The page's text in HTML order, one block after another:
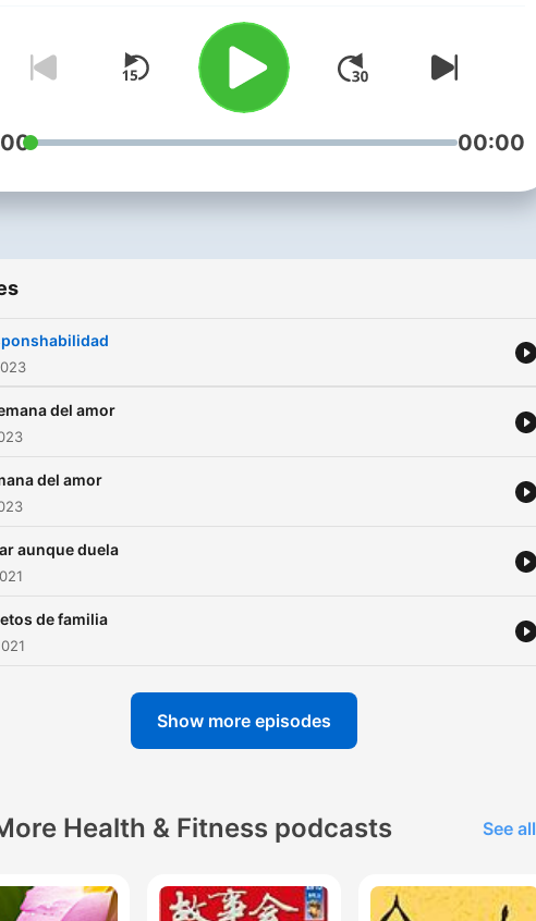
muchas veces mas de lo
necesario. Soy Yamila Yad,
psicoanalista interesada en
transmitir la importancia de la
salud mental. Te invito a que te
relajes y nos sumerjamos
caminos de la mente humana.
00:00
del amor
del amor
aunque duela
de familia
Show more episodes
Health & Fitness podcasts See all